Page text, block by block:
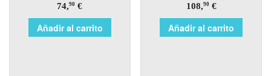
74,90 €
Añadir al carrito
108,90€
Añadir al carrito